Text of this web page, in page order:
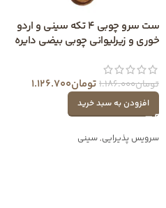
ست سرو چوبی 4 تکه سینی و اردو
خوری و زیرلیوانی چوبی بیضی دایره
تومان1.186.000تومان1.126.700
افزودن به سبد خرید
سرویس پذیرایی,سینی